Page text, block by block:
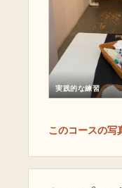
実践的な練習
このコースの写